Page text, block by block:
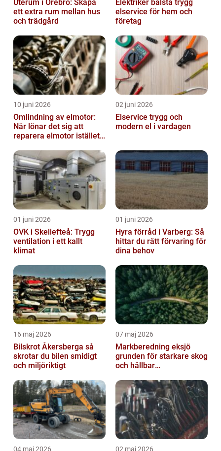
Uterum i Örebro: Skapa
ett extra rum mellan hus
och trädgård
Elektriker bålsta trygg
elservice för hem och
företag
10 juni 2026
Omlindning av elmotor:
När lönar det sig att
reparera elmotor istället
02 juni 2026
Elservice trygg och
modern el i vardagen
01 juni 2026
OVK i Skellefteå: Trygg
ventilation i ett kallt
klimat
01 juni 2026
Hyra förråd i Varberg: Så
hittar du rätt förvaring för
dina behov
16 maj 2026
Bilskrot Åkersberga så
skrotar du bilen smidigt
och miljöriktigt
07 maj 2026
Markberedning eksjö
grunden för starkare skog
och hållbar
04 maj 2026 02 maj 2026